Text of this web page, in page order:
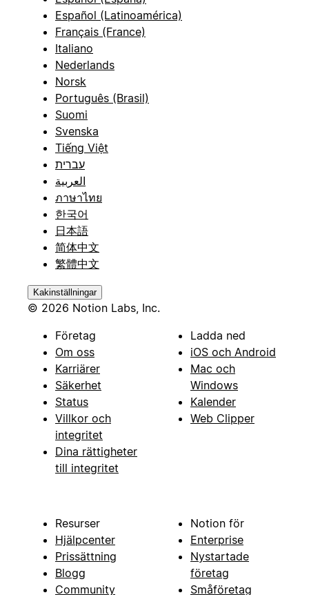
Español (Latinoamérica)
Français (France)
Italiano
Nederlands
Norsk
Português (Brasil)
Suomi
Svenska
Tiếng Việt
עברית
العربية
ภาษาไทย
한국어
日本語
简体中文
繁體中文
Kakinställningar
© 2026 Notion Labs, Inc.
Företag
Om oss
Karriärer
Säkerhet
Status
Villkor och
integritet
Dina rättigheter
till integritet
Ladda ned
iOS och Android
Mac och
Windows
Kalender
Web Clipper
Resurser
Hjälpcenter
Prissättning
Blogg
Community
Notion för
Enterprise
Nystartade
företag
Småföretag